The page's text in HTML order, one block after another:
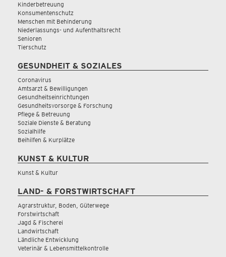
Kinderbetreuung
Konsumentenschutz
Menschen mit Behinderung
Niederlassungs- und Aufenthaltsrecht
Senioren
Tierschutz
GESUNDHEIT & SOZIALES
Coronavirus
Amtsarzt & Bewilligungen
Gesundheitseinrichtungen
Gesundheitsvorsorge & Forschung
Pflege & Betreuung
Soziale Dienste & Beratung
Sozialhilfe
Beihilfen & Kurplätze
KUNST & KULTUR
Kunst & Kultur
LAND- & FORSTWIRTSCHAFT
Agrarstruktur, Boden, Güterwege
Forstwirtschaft
Jagd & Fischerei
Landwirtschaft
Ländliche Entwicklung
Veterinär & Lebensmittelkontrolle